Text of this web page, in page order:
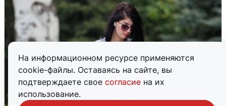
На информационном ресурсе применяются
cookie-файлы. Оставаясь на сайте, вы
подтверждаете свое согласие на их
использование.